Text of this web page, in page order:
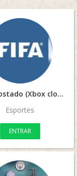
Fifa apostado (Xbox cloud)
Esportes
ENTRAR